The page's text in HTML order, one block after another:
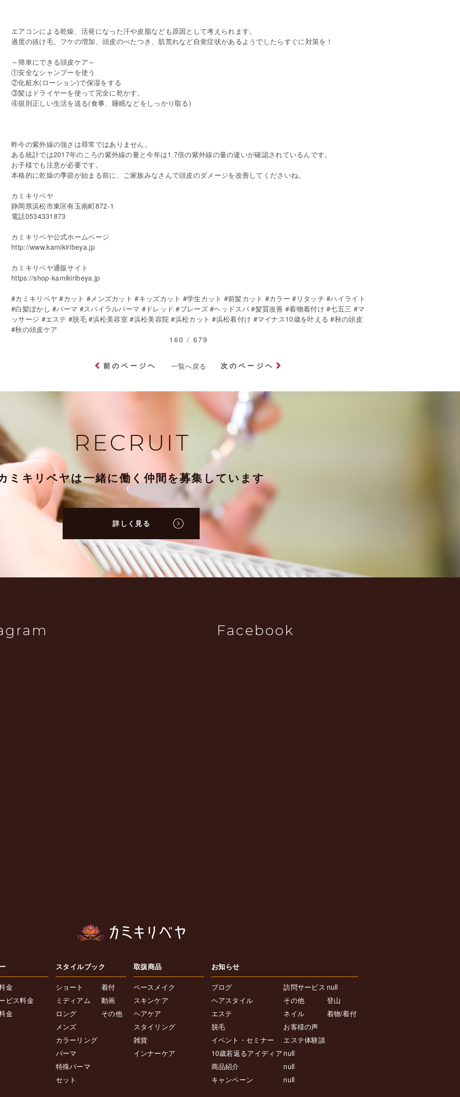
エアコンによる乾燥、活発になった汗や皮脂なども原因として考えられます。
過度の抜け毛、フケの増加、頭皮のべたつき、肌荒れなど自覚症状があるようでしたらすぐに対策を！
～簡単にできる頭皮ケア～
①安全なシャンプーを使う
②化粧水(ローション)で保湿をする
③髪はドライヤーを使って完全に乾かす。
④規則正しい生活を送る(食事、睡眠などをしっかり取る)
昨今の紫外線の強さは尋常ではありません。
ある統計では2017年のころの紫外線の量と今年は1.7倍の紫外線の量の違いが確認されているんです。
お子様でも注意が必要です。
本格的に乾燥の季節が始まる前に、ご家族みなさんで頭皮のダメージを改善してくださいね。
カミキリベヤ
静岡県浜松市東区有玉南町872-1
電話0534331873
カミキリベヤ公式ホームページ
http://www.kamikiribeya.jp
カミキリベヤ通販サイト
https://shop-kamikiribeya.jp
#カミキリベヤ #カット #メンズカット #キッズカット #学生カット #前髪カット #カラー #リタッチ #ハイライト
#白髪ぼかし #パーマ #スパイラルパーマ #ドレッド #ブレーズ #ヘッドスパ #髪質改善 #着物着付け #七五三 #マ
ッサージ #エステ #脱毛 #浜松美容室 #浜松美容院 #浜松カット #浜松着付け #マイナス10歳を叶える #秋の頭皮
#秋の頭皮ケア
160 / 679
前のページヘ 一覧へ戻る 次のページヘ
RECRUIT
ミキリベヤは一緒に働く仲間を募集しています
詳しく見る
Facebook
金
ビス料金
金
スタイルブック
ショート
ミディアム
ロング
メンズ
カラーリング
パーマ
特殊パーマ
セット
着付
動画
その他
取扱商品
ベースメイク
スキンケア
ヘアケア
スタイリング
雑貨
インナーケア
お知らせ
ブログ
ヘアスタイル
エステ
脱毛
イベント・セミナー
10歳若返るアイディア
商品紹介
キャンペーン
訪問サービス
その他
ネイル
お客様の声
エステ体験談
null
null
null
null
登山
着物/着付